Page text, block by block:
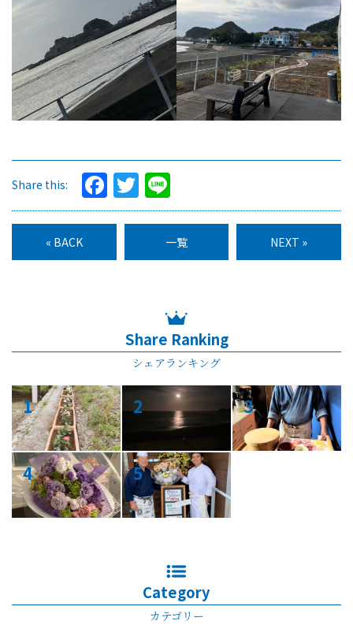
Share this: Facebook
Twitter
« BACK 一覧 NEXT »
Share Ranking
シェアランキング
1 2 3
4 5
Category
カテゴリー